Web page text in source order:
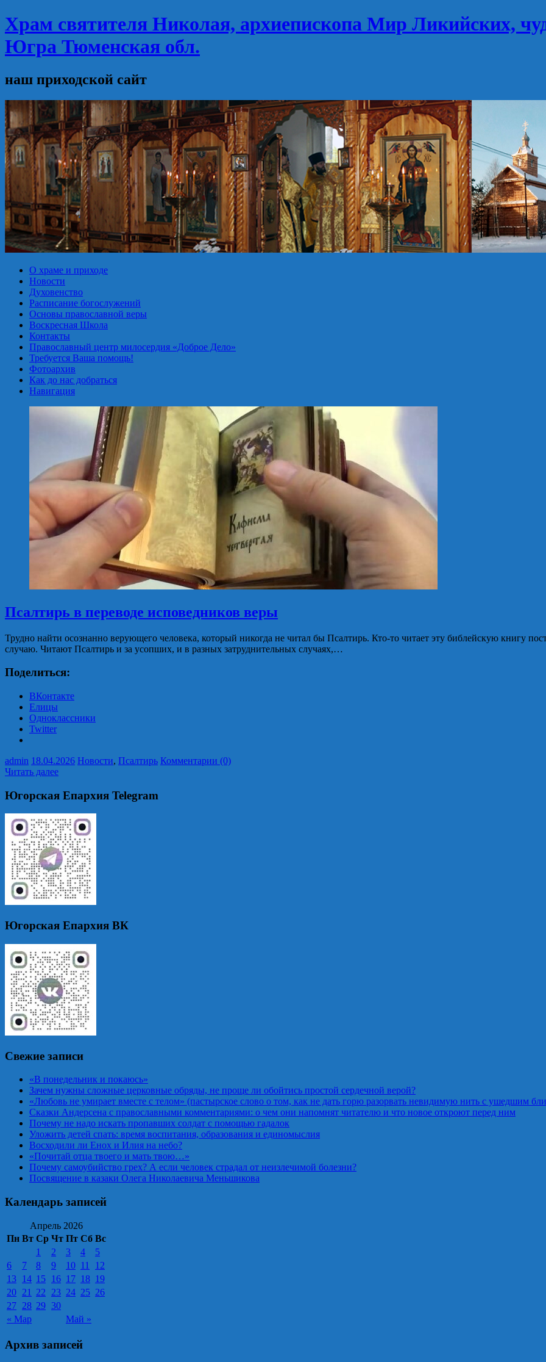
Храм святителя Николая, архиепископа Мир Ликийских,
Югра Тюменская обл.
наш приходской сайт
О храме и приходе
Новости
Духовенство
Расписание богослужений
Основы православной веры
Воскресная Школа
Контакты
Православный центр милосердия «Доброе Дело»
Требуется Ваша помощь!
Фотоархив
Как до нас добраться
Навигация
Псалтирь в переводе исповедников веры
Трудно найти осознанно верующего человека, который никогда не читал бы Псалтирь. Кто-то читает эту библейскую книгу
случаю. Читают Псалтирь и за усопших, и в разных затруднительных случаях,…
Поделиться:
ВКонтакте
Елицы
Одноклассники
Twitter
admin 18.04.2026 Новости, Псалтирь Комментарии (0)
Читать далее
Югорская Епархия Telegram
Югорская Епархия ВК
Свежие записи
«В понедельник и покаюсь»
Зачем нужны сложные церковные обряды, не проще ли обойтись простой сердечной верой?
«Любовь не умирает вместе с телом» (пастырское слово о том, как не дать горю разорвать невидимую нить с ушедшим
Сказки Андерсена с православными комментариями: о чем они напомнят читателю и что новое откроют перед ним
Почему не надо искать пропавших солдат с помощью гадалок
Уложить детей спать: время воспитания, образования и единомыслия
Восходили ли Енох и Илия на небо?
«Почитай отца твоего и мать твою…»
Почему самоубийство грех? А если человек страдал от неизлечимой болезни?
Посвящение в казаки Олега Николаевича Меньшикова
Календарь записей
Апрель 2026
Пн Вт Ср Чт Пт Сб Вс
« Мар Май »
1 2 3 4
5
6
7 8 9 10 11
12
13 14 15 16 17 18 19
20 21 22 23 24 25 26
27 28 29 30
Архив записей